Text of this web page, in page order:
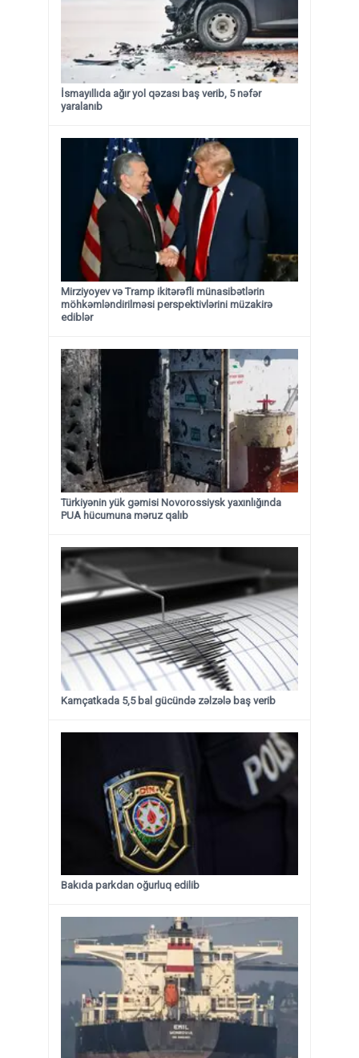
İsmayıllıda ağır yol qəzası baş verib, 5 nəfər
yaralanıb
Mirziyoyev və Tramp ikitərəfli münasibətlərin
möhkəmləndirilməsi perspektivlərini müzakirə
ediblər
Türkiyənin yük gəmisi Novorossiysk yaxınlığında
PUA hücumuna məruz qalıb
Kamçatkada 5,5 bal gücündə zəlzələ baş verib
Bakıda parkdan oğurluq edilib